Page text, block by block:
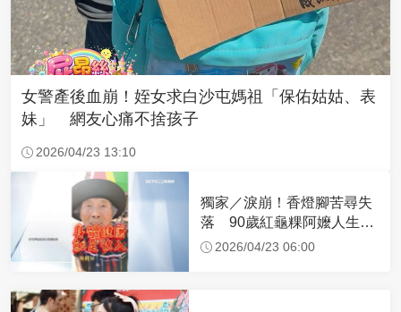
女警產後血崩！姪女求白沙屯媽祖「保佑姑姑、表
妹」 網友心痛不捨孩子
2026/04/23 13:10
獨家／淚崩！香燈腳苦尋失
落 90歲紅龜粿阿嬤人生謝
幕2026/04/23 06:00